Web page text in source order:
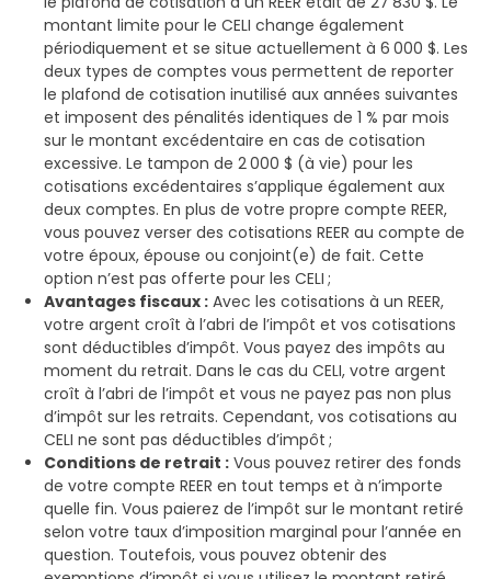
montant limite pour le CELI change également
périodiquement et se situe actuellement à 6 000 $. Les
deux types de comptes vous permettent de reporter
le plafond de cotisation inutilisé aux années suivantes
et imposent des pénalités identiques de 1 % par mois
sur le montant excédentaire en cas de cotisation
excessive. Le tampon de 2 000 $ (à vie) pour les
cotisations excédentaires s’applique également aux
deux comptes. En plus de votre propre compte REER,
vous pouvez verser des cotisations REER au compte de
votre époux, épouse ou conjoint(e) de fait. Cette
option n’est pas offerte pour les CELI ;
Avantages fiscaux : Avec les cotisations à un REER,
votre argent croît à l’abri de l’impôt et vos cotisations
sont déductibles d’impôt. Vous payez des impôts au
moment du retrait. Dans le cas du CELI, votre argent
croît à l’abri de l’impôt et vous ne payez pas non plus
d’impôt sur les retraits. Cependant, vos cotisations au
CELI ne sont pas déductibles d’impôt ;
Conditions de retrait : Vous pouvez retirer des fonds
de votre compte REER en tout temps et à n’importe
quelle fin. Vous paierez de l’impôt sur le montant retiré
selon votre taux d’imposition marginal pour l’année en
question. Toutefois, vous pouvez obtenir des